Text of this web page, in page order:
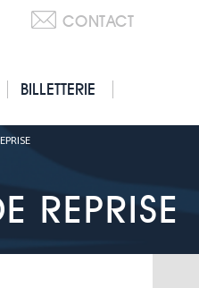
CONTACT
BILLETTERIE
REPRISE